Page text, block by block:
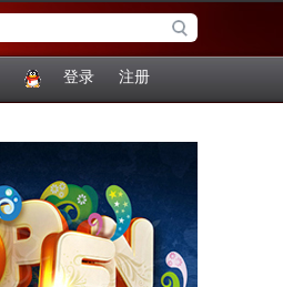
登录 注册